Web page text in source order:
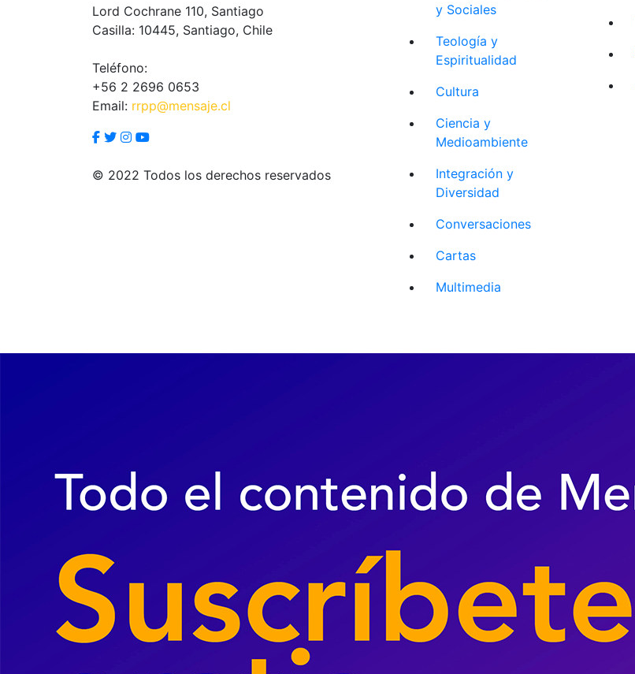
Lord Cochrane 110, Santiago
Casilla: 10445, Santiago, Chile
Teléfono:
+56 2 2696 0653
Email: rrpp@mensaje.cl
© 2022 Todos los derechos reservados
y Sociales
Teología y
Espiritualidad
Cultura
Ciencia y
Medioambiente
Integración y
Diversidad
Conversaciones
Cartas
Multimedia